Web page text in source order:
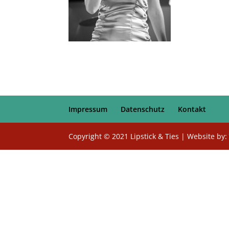
Impressum Datenschutz Kontakt
Copyright © 2021 Lipstick & Ties | Website by: